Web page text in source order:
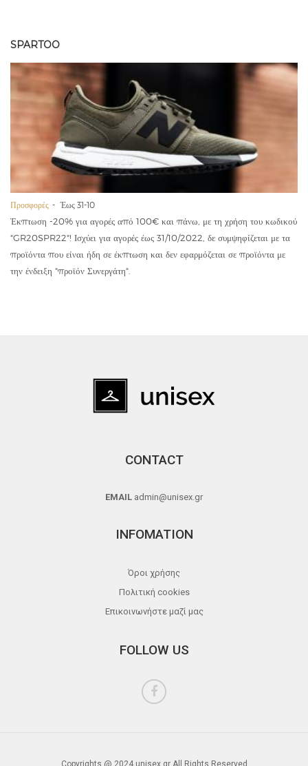
SPARTOO
Προσφορές Έως 31-10
Έκπτωση -20% για αγορές από 100€ και πάνω, με τη χρήση του κωδικού
"GR20SPR22"! Ισχύει για αγορές έως 31/10/2022, δε συμψηφίζεται με τα
προϊόντα που είναι ήδη σε έκπτωση και δεν εφαρμόζεται σε προϊόντα με
την ένδειξη "προϊόν Συνεργάτη".
CONTACT
EMAIL admin@unisex.gr
INFOMATION
Όροι χρήσης
Πολιτική cookies
Επικοινωνήστε μαζί μας
FOLLOW US
Copyrights @ 2024 unisex.gr All Rights Reserved